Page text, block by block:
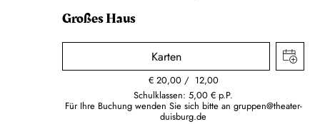
Großes Haus
Karten
€ 20,00
12,00
Schulklassen: 5,00 € p.P.
Für Ihre Buchung wenden Sie sich bitte an gruppen@theater-
duisburg.de